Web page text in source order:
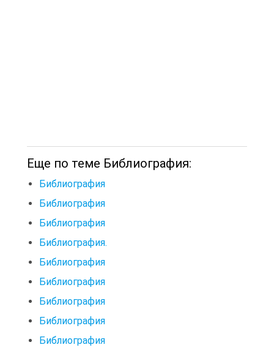
Еще по теме Библиография:
Библиография
Библиография
Библиография
Библиография.
Библиография
Библиография
Библиография
Библиография
Библиография